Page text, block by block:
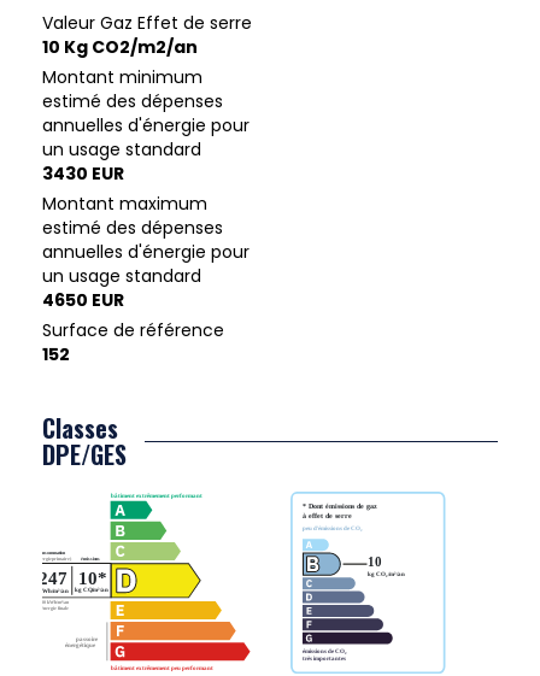
Valeur Gaz Effet de serre
10 Kg CO2/m2/an
Montant minimum
estimé des dépenses
annuelles d'énergie pour
un usage standard
3430 EUR
Montant maximum
estimé des dépenses
annuelles d'énergie pour
un usage standard
4650 EUR
Surface de référence
152
Classes
DPE/GES